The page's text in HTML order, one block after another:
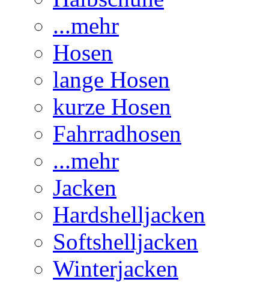
...mehr
Hosen
lange Hosen
kurze Hosen
Fahrradhosen
...mehr
Jacken
Hardshelljacken
Softshelljacken
Winterjacken